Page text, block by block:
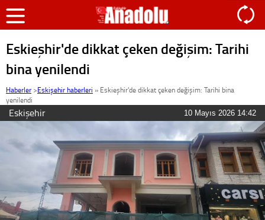
Eskieşhir'de dikkat çeken değişim: Tarihi
bina yenilendi
Haberler >Eskişehir haberleri » Eskieşhir'de dikkat çeken değişim: Tarihi bina
yenilendi
Eskişehir 10 Mayıs 2026 14:42